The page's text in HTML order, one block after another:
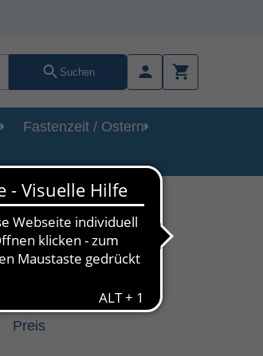
Suchen
Fastenzeit / Ostern
Preis